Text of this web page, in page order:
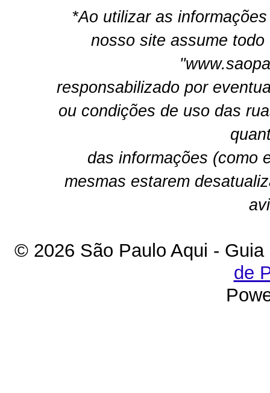
*Ao utilizar as
nosso site assume
responsabilizado por
ou condições de uso das
das informações (como
mesmas estarem
© 2026 São Paulo Aqui -
de